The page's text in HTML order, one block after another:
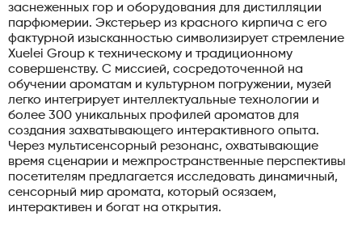
заснеженных гор и оборудования для дистилляции
парфюмерии. Экстерьер из красного кирпича с его
фактурной изысканностью символизирует стремление
Xuelei Group к техническому и традиционному
совершенству. С миссией, сосредоточенной на
обучении ароматам и культурном погружении, музей
легко интегрирует интеллектуальные технологии и
более 300 уникальных профилей ароматов для
создания захватывающего интерактивного опыта.
Через мультисенсорный резонанс, охватывающие
время сценарии и межпространственные перспективы
посетителям предлагается исследовать динамичный,
сенсорный мир аромата, который осязаем,
интерактивен и богат на открытия.